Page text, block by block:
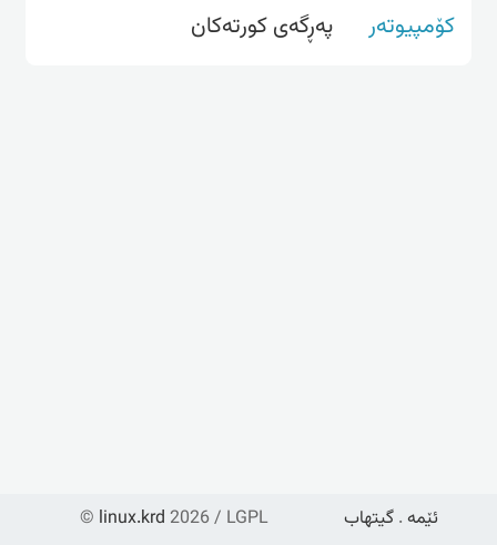
کۆمپیوتەر په‌ڕگه‌ی کورته‌کان
© linux.krd 2026 / LGPL ئێمە . گیتهاب